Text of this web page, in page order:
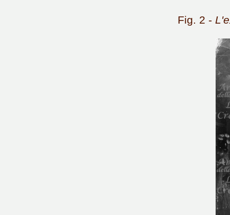
Fig. 2 -